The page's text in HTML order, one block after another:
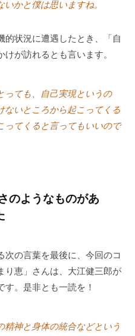
かと僕は思いますね。
的状況に遭遇したとき、「自
が訪れるとも言います。
っても、自己実現というの
ないところから起こってくる
ってくると言ってもいいので
のようなものがあ
次の言葉を最後に、今回のコ
り恵」さんは、大江健三郎が
す。是非とも一読を！
精神と身体の統合などという